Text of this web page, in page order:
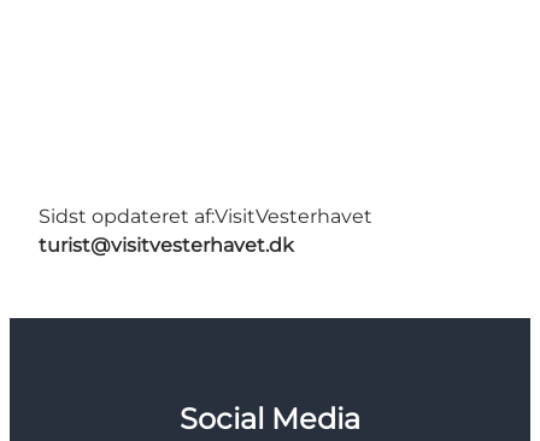
Sidst opdateret af:VisitVesterhavet
turist@visitvesterhavet.dk
Social Media